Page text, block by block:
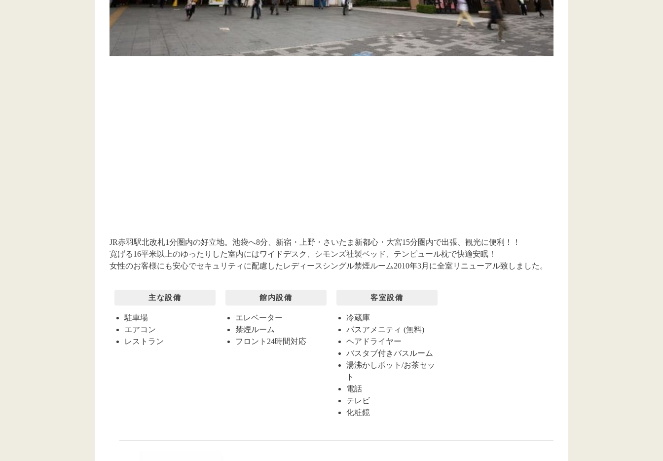
JR赤羽駅北改札1分圏内の好立地。池袋へ8分、新宿・上野・さいたま新都心・大宮15分圏内で出張、観光に便利！！
寛げる16平米以上のゆったりした室内にはワイドデスク、シモンズ社製ベッド、テンピュール枕で快適安眠！
女性のお客様にも安心でセキュリティに配慮したレディースシングル禁煙ルーム2010年3月に全室リニューアル致しました。
主な設備
駐車場
エアコン
レストラン
館内設備
エレベーター
禁煙ルーム
フロント24時間対応
客室設備
冷蔵庫
バスアメニティ (無料)
ヘアドライヤー
バスタブ付きバスルーム
湯沸かしポット/お茶セッ
ト
電話
テレビ
化粧鏡